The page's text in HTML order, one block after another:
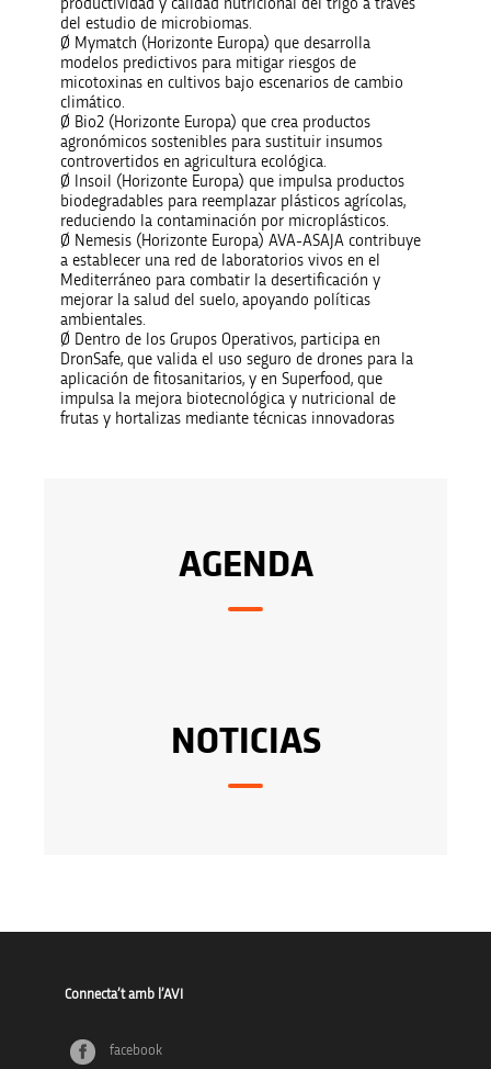
productividad y calidad nutricional del trigo a través
del estudio de microbiomas.
Ø Mymatch (Horizonte Europa) que desarrolla
modelos predictivos para mitigar riesgos de
micotoxinas en cultivos bajo escenarios de cambio
climático.
Ø Bio2 (Horizonte Europa) que crea productos
agronómicos sostenibles para sustituir insumos
controvertidos en agricultura ecológica.
Ø Insoil (Horizonte Europa) que impulsa productos
biodegradables para reemplazar plásticos agrícolas,
reduciendo la contaminación por microplásticos.
Ø Nemesis (Horizonte Europa) AVA-ASAJA contribuye
a establecer una red de laboratorios vivos en el
Mediterráneo para combatir la desertificación y
mejorar la salud del suelo, apoyando políticas
ambientales.
Ø Dentro de los Grupos Operativos, participa en
DronSafe, que valida el uso seguro de drones para la
aplicación de fitosanitarios, y en Superfood, que
impulsa la mejora biotecnológica y nutricional de
frutas y hortalizas mediante técnicas innovadoras
AGENDA
NOTICIAS
Connecta’t amb l’AVI
facebook